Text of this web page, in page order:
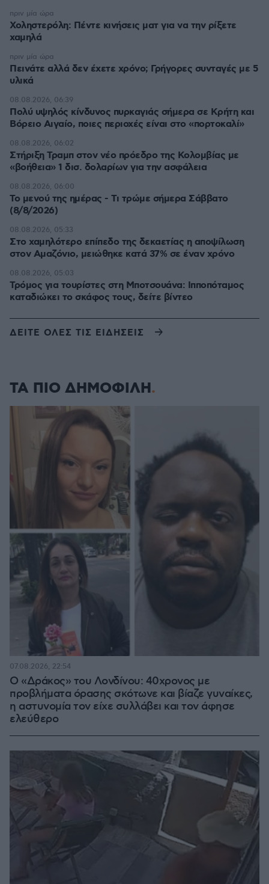
Χοληστερόλη: Πέντε κινήσεις ματ για να την ρίξετε
χαμηλά
πριν μία ώρα
Πεινάτε αλλά δεν έχετε χρόνο; Γρήγορες συνταγές με 5
υλικά
πριν μία ώρα
Πολύ υψηλός κίνδυνος πυρκαγιάς σήμερα σε Κρήτη και
Βόρειο Αιγαίο, ποιες περιοχές είναι στο «πορτοκαλί»
08.08.2026, 06:39
Στήριξη Τραμπ στον νέο πρόεδρο της Κολομβίας με
«βοήθεια» 1 δισ. δολαρίων για την ασφάλεια
08.08.2026, 06:02
Το μενού της ημέρας - Τι τρώμε σήμερα Σάββατο
(8/8/2026)
08.08.2026, 06:00
Στο χαμηλότερο επίπεδο της δεκαετίας η αποψίλωση
στον Αμαζόνιο, μειώθηκε κατά 37% σε έναν χρόνο
08.08.2026, 05:33
Τρόμος για τουρίστες στη Μποτσουάνα: Ιπποπόταμος
καταδιώκει το σκάφος τους, δείτε βίντεο
08.08.2026, 05:03
ΔΕΙΤΕ ΟΛΕΣ ΤΙΣ ΕΙΔΗΣΕΙΣ
ΤΑ ΠΙΟ ΔΗΜΟΦΙΛΗ
Ο «Δράκος» του Λονδίνου: 40χρονος με
προβλήματα όρασης σκότωνε και βίαζε γυναίκες,
η αστυνομία τον είχε συλλάβει και τον άφησε
ελεύθερο
07.08.2026, 22:54